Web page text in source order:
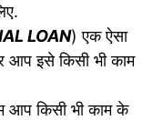
LOAN) एक ऐसा
आप इसे किसी भी काम
आप किसी भी काम के